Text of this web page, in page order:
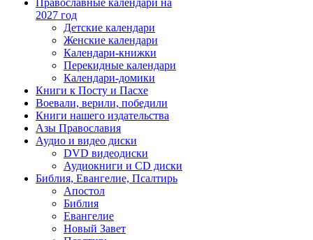
Православные календари на
2027 год
Детские календари
Женские календари
Календари-книжки
Перекидные календари
Календари-домики
Книги к Посту и Пасхе
Воевали, верили, победили
Книги нашего издательства
Азы Православия
Аудио и видео диски
DVD видеодиски
Аудиокниги и CD диски
Библия, Евангелие, Псалтирь
Апостол
Библия
Евангелие
Новый Завет